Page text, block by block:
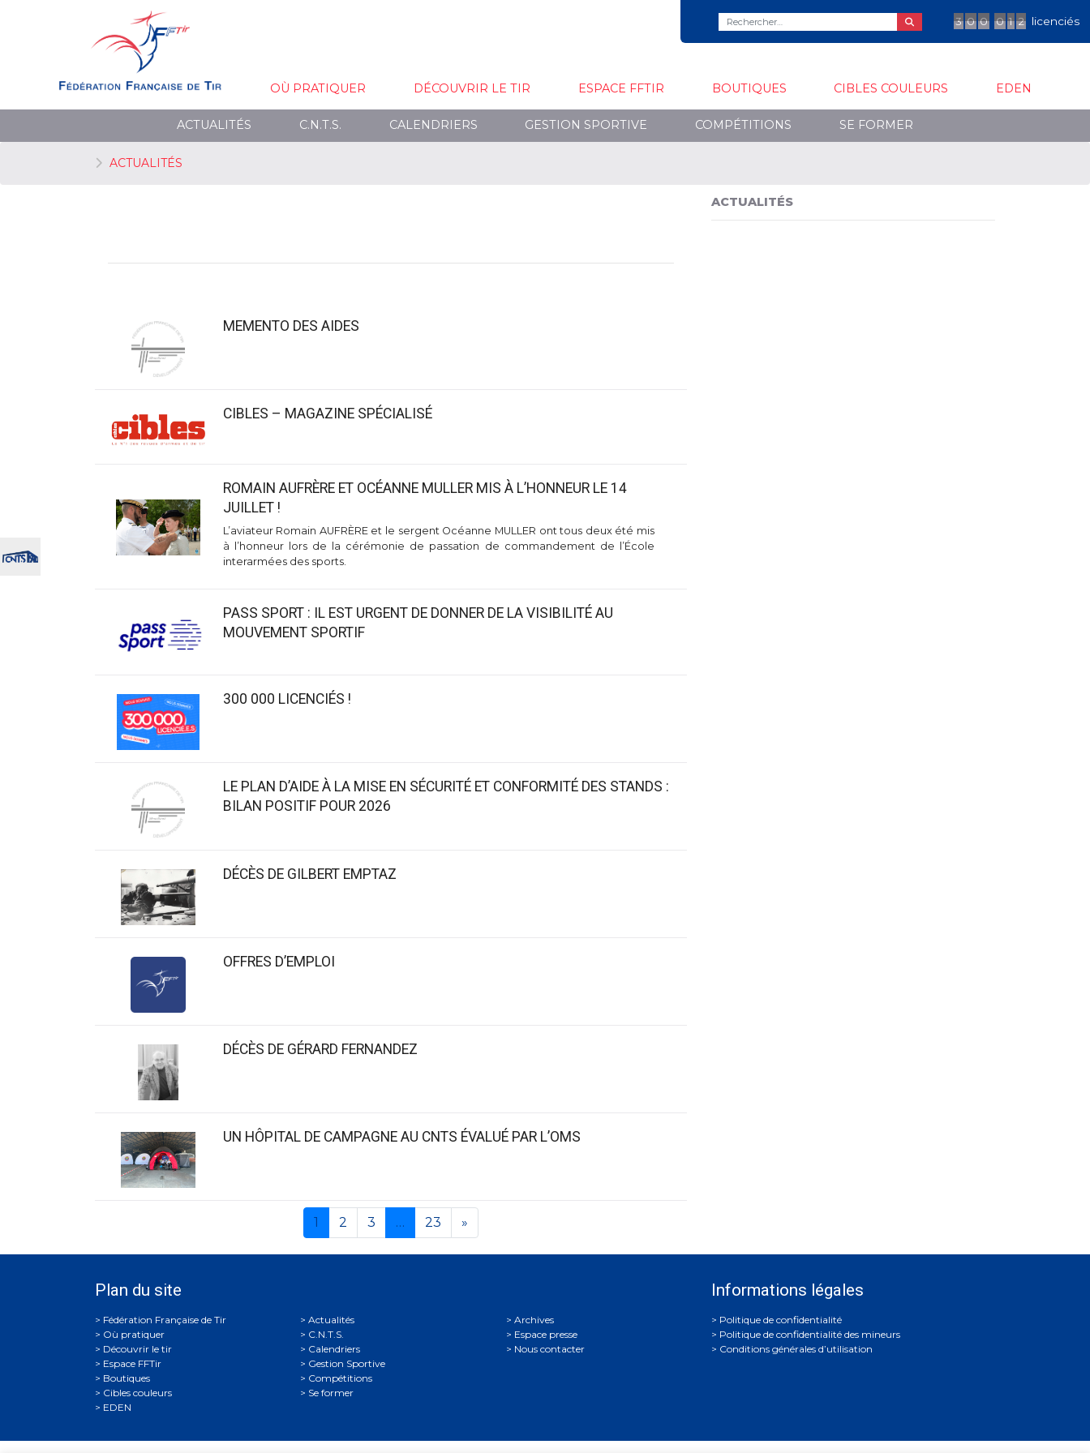
3 0 0 0 1 2 licenciés
OÙ PRATIQUER DÉCOUVRIR LE TIR ESPACE FFTIR BOUTIQUES CIBLES COULEURS EDEN
ACTUALITÉS C.N.T.S. CALENDRIERS GESTION SPORTIVE COMPÉTITIONS SE FORMER
ACTUALITÉS
MEMENTO DES AIDES
CIBLES – MAGAZINE SPÉCIALISÉ
ROMAIN AUFRÈRE ET OCÉANNE MULLER MIS À L’HONNEUR LE 14
JUILLET !
L’aviateur Romain AUFRÈRE et le sergent Océanne MULLER ont tous deux été mis
à l’honneur lors de la cérémonie de passation de commandement de l’École
interarmées des sports.
PASS SPORT : IL EST URGENT DE DONNER DE LA VISIBILITÉ AU
MOUVEMENT SPORTIF
300 000 LICENCIÉS !
LE PLAN D’AIDE À LA MISE EN SÉCURITÉ ET CONFORMITÉ DES STANDS :
BILAN POSITIF POUR 2026
DÉCÈS DE GILBERT EMPTAZ
OFFRES D’EMPLOI
DÉCÈS DE GÉRARD FERNANDEZ
UN HÔPITAL DE CAMPAGNE AU CNTS ÉVALUÉ PAR L’OMS
1 2 3 … 23 »
ACTUALITÉS
Plan du site
Où pratiquer
Découvrir le tir
Espace FFTir
Boutiques
Cibles couleurs
EDEN
Actualités
C.N.T.S.
Calendriers
Gestion Sportive
Compétitions
Se former
Archives
Espace presse
Nous contacter
Informations légales
Politique de confidentialité
Politique de confidentialité des mineurs
Conditions générales d’utilisation